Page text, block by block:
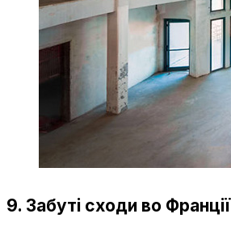
9. Забуті сходи во Франції